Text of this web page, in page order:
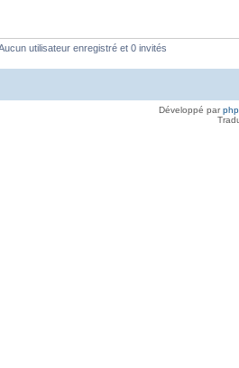
utilisateur enregistré et 0 invités
Développé par